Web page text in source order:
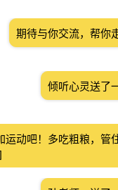
期待与你交流，帮你
倾听心灵送了
运动吧！多吃粗粮，管